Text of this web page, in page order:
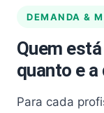
DEMANDA &
Quem
quanto e
Para cada